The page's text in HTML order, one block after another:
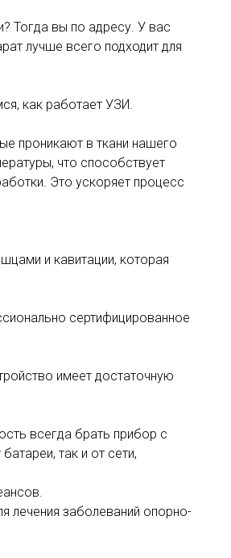
Тогда вы по адресу. У вас
лучше всего подходит для
как работает УЗИ.
проникают в ткани нашего
что способствует
Это ускоряет процесс
и кавитации, которая
сертифицированное
имеет достаточную
всегда брать прибор с
так и от сети,
лечения заболеваний опорно-